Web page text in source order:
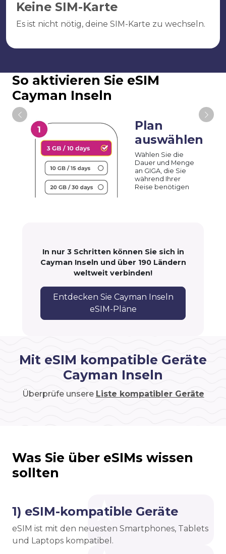
Keine SIM-Karte
Es ist nicht nötig, deine SIM-Karte zu wechseln.
So aktivieren Sie eSIM
Cayman Inseln
Plan
auswählen
Wählen Sie die
Dauer und Menge
an GIGA, die Sie
während Ihrer
Reise benötigen
In nur 3 Schritten können Sie sich in
Cayman Inseln und über 190 Ländern
weltweit verbinden!
Entdecken Sie Cayman Inseln
eSIM-Pläne
Mit eSIM kompatible Geräte
Cayman Inseln
Überprüfe unsere Liste kompatibler Geräte
Was Sie über eSIMs wissen
sollten
1) eSIM-kompatible Geräte
eSIM ist mit den neuesten Smartphones, Tablets
und Laptops kompatibel.